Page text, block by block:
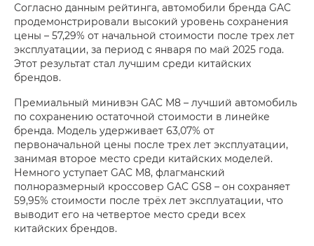
Согласно данным рейтинга, автомобили бренда GAC
продемонстрировали высокий уровень сохранения
цены – 57,29% от начальной стоимости после трех лет
эксплуатации, за период с января по май 2025 года.
Этот результат стал лучшим среди китайских
брендов.
Премиальный минивэн GAC M8 – лучший автомобиль
по сохранению остаточной стоимости в линейке
бренда. Модель удерживает 63,07% от
первоначальной цены после трех лет эксплуатации,
занимая второе место среди китайских моделей.
Немного уступает GAC M8, флагманский
полноразмерный кроссовер GAC GS8 – он сохраняет
59,95% стоимости после трёх лет эксплуатации, что
выводит его на четвертое место среди всех
китайских брендов.